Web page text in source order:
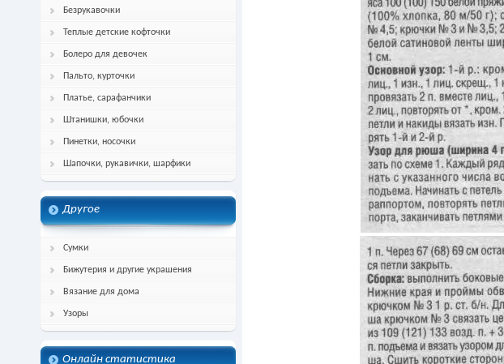
Безрукавочки
Теплые детские кофточки
Болеро для девочек
Пальто, курточки
Платье, сарафанчики
Штанишки, юбочки
Пинетки, носочки
Шапочки, рукавички, шарфики
Другое
Сумки
Бижутерия и другие украшения
Вязание для дома
Узоры
Онлайн статистика